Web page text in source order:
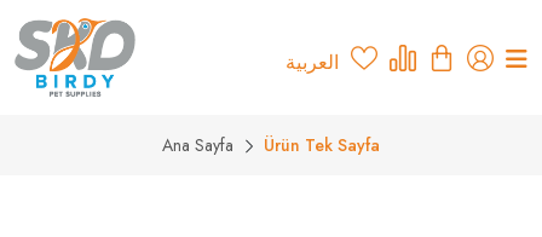
العربية
Ana Sayfa Ürün Tek Sayfa